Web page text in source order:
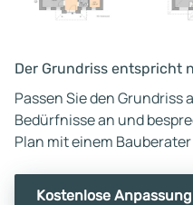
Der Grundriss entspricht
Passen Sie den Grundriss
Bedürfnisse an und
Plan mit einem
Kostenlose